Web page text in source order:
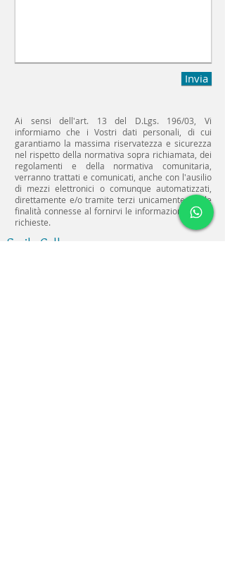
Ai sensi dell'art. 13 del D.Lgs. 196/03, Vi
informiamo che i Vostri dati personali, di cui
garantiamo la massima riservatezza e sicurezza
nel rispetto della normativa sopra richiamata, dei
regolamenti e della normativa comunitaria,
verranno trattati e comunicati, anche con l'ausilio
di mezzi elettronici o comunque automatizzati,
direttamente e/o tramite terzi unicamente per le
finalità connesse al fornirvi le informazioni da Voi
richieste.
Invia
Smile Gallery